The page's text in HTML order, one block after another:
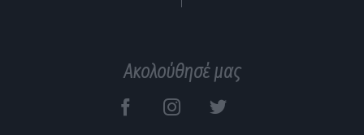
Ακολούθησέ μας